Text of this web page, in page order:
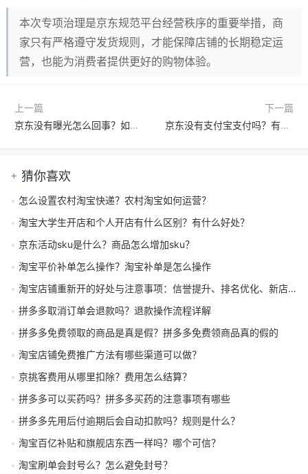
本次专项治理是京东规范平台经营秩序的重要举措，商
家只有严格遵守发货规则，才能保障店铺的长期稳定运
营，也能为消费者提供更好的购物体验。
上一篇
京东没有曝光怎么回事？如何提高曝光率？
下一篇
京东没有支付宝支付吗？有哪些支付方式？
猜你喜欢
怎么设置农村淘宝快递？农村淘宝如何运营？
淘宝大学生开店和个人开店有什么区别？有什么好处？
京东活动sku是什么？商品怎么增加sku？
淘宝平价补单怎么操作？淘宝补单是怎么操作
淘宝店铺重新开的好处与注意事项：信誉提升、排名优化、新店扶持
拼多多取消订单会退款吗？退款操作流程详解
拼多多免费领取的商品是真是假？拼多多免费领商品真的假的
淘宝店铺免费推广方法有哪些渠道可以做？
京挑客费用从哪里扣除？费用怎么结算？
拼多多可以买药吗？拼多多买药的注意事项有哪些
拼多多先用后付逾期后会自动扣款吗？规则是什么？
淘宝百亿补贴和旗舰店东西一样吗？哪个可信？
淘宝刷单会封号么？怎么避免封号？